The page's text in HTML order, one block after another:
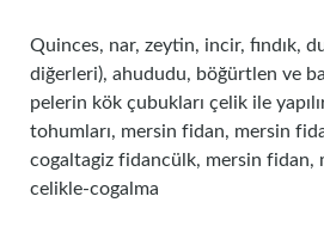
Quinces, nar, zeytin, incir, fındık,
diğerleri), ahududu, böğürtlen ve
pelerin kök çubukları çelik ile
tohumları, mersin fidan, mersin
cogaltagiz fidancülk, mersin fidan,
celikle-cogalma